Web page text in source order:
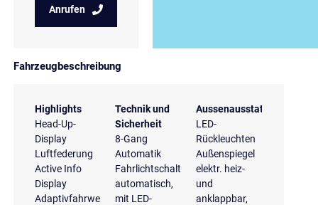
Anrufen
Fahrzeugbeschreibung
Highlights
Head-Up-
Display
Luftfederung
Active Info
Display
Adaptivfahrwerk
Technik und
Sicherheit
8-Gang
Automatik
Fahrlichtschaltung
automatisch,
mit LED-
Aussenausstattung
LED-
Rückleuchten
Außenspiegel
elektr. heiz-
und
anklappbar,